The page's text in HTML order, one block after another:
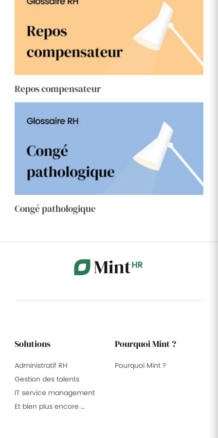
Repos compensateur
Congé pathologique
Solutions
Administratif RH
Gestion des talents
IT service management
Et bien plus encore …
Pourquoi Mint ?
Pourquoi Mint ?